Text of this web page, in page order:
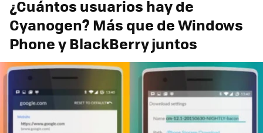
¿Cuántos usuarios hay de
Cyanogen? Más que de Windows
Phone y BlackBerry juntos